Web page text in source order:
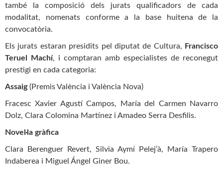
també la composició dels jurats qualificadors de cada
modalitat, nomenats conforme a la base huitena de la
convocatòria.
Els jurats estaran presidits pel diputat de Cultura, Francisco
Teruel Machí, i comptaran amb especialistes de reconegut
prestigi en cada categoria:
Assaig(Premis València i València Nova)
Fracesc Xavier Agustí Campos, María del Carmen Navarro
Dolz, Clara Colomina Martínez i Amadeo Serra Desfilis.
Novel·la gràfica
Clara Berenguer Revert, Silvia Aymí Pelej’à, María Trapero
Indaberea i Miguel Ángel Giner Bou.